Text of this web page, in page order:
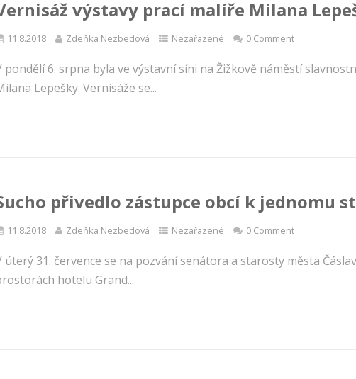
výstavy prací malíře Milana
11.8.2018 Zdeňka Nezbedová Nezařazené 0 Comment
pondělí 6. srpna byla ve výstavní síni na Žižkově náměstí
Lepešky. Vernisáže se...
přivedlo zástupce obcí k jednomu
11.8.2018 Zdeňka Nezbedová Nezařazené 0 Comment
úterý 31. července se na pozvání senátora a starosty města
hotelu Grand...